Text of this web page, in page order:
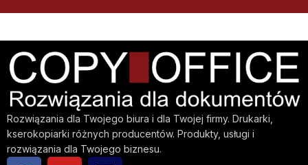
Rozwiązania dla Twojego biura i dla Twojej firmy. Drukarki,
kserokopiarki różnych producentów. Produkty, usługi i
rozwiązania dla Twojego biznesu.